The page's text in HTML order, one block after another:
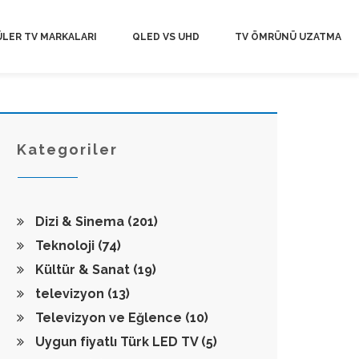
TV MARKALARI QLED VS UHD TV ÖMRÜNÜ UZATMA
Kategoriler
Dizi & Sinema (201)
Teknoloji (74)
Kültür & Sanat (19)
televizyon (13)
Televizyon ve Eğlence (10)
Uygun fiyatlı Türk LED TV (5)